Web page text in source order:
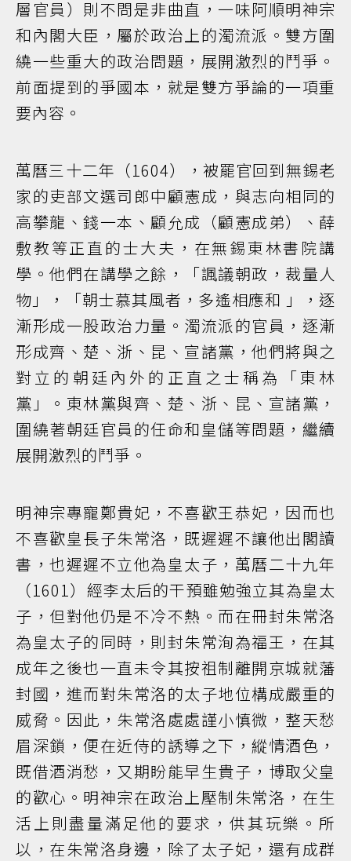
層官員）則不問是非曲直，一味阿順明神宗
和內閣大臣，屬於政治上的濁流派。雙方圍
繞一些重大的政治問題，展開激烈的鬥爭。
前面提到的爭國本，就是雙方爭論的一項重
要內容。
萬曆三十二年（1604），被罷官回到無錫老
家的吏部文選司郎中顧憲成，與志向相同的
高攀龍、錢一本、顧允成（顧憲成弟）、薛
敷教等正直的士大夫，在無錫東林書院講
學。他們在講學之餘，「諷議朝政，裁量人
物」，「朝士慕其風者，多遙相應和 」，逐
漸形成一股政治力量。濁流派的官員，逐漸
形成齊、楚、浙、昆、宣諸黨，他們將與之
對立的朝廷內外的正直之士稱為「東林
黨」。東林黨與齊、楚、浙、昆、宣諸黨，
圍繞著朝廷官員的任命和皇儲等問題，繼續
展開激烈的鬥爭。
明神宗專寵鄭貴妃，不喜歡王恭妃，因而也
不喜歡皇長子朱常洛，既遲遲不讓他出閣讀
書，也遲遲不立他為皇太子，萬曆二十九年
（1601）經李太后的干預雖勉強立其為皇太
子，但對他仍是不冷不熱。而在冊封朱常洛
為皇太子的同時，則封朱常洵為福王，在其
成年之後也一直未令其按祖制離開京城就藩
封國，進而對朱常洛的太子地位構成嚴重的
威脅。因此，朱常洛處處謹小慎微，整天愁
眉深鎖，便在近侍的誘導之下，縱情酒色，
既借酒消愁，又期盼能早生貴子，博取父皇
的歡心。明神宗在政治上壓制朱常洛，在生
活上則盡量滿足他的要求，供其玩樂。所
以，在朱常洛身邊，除了太子妃，還有成群